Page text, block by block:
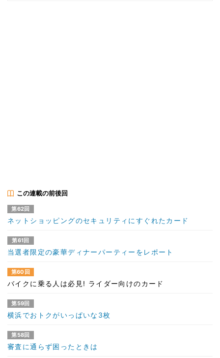
この連載の前後回
第62回
ネットショッピングのセキュリティにすぐれたカード
第61回
当選者限定の豪華ディナーパーティーをレポート
第60回
バイクに乗る人は必見! ライダー向けのカード
第59回
横浜でおトクがいっぱいな3枚
第58回
審査に通らず困ったときは